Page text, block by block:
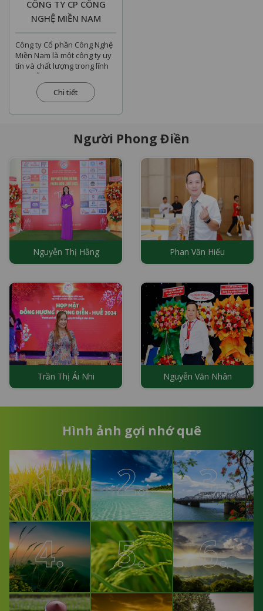
CÔNG TY CP CÔNG
NGHỆ MIỀN NAM
Công ty Cổ phần Công Nghệ
Miền Nam là một công ty uy
tín và chất lượng trong lĩnh
vực viễn thông, công nghệ
thông tin, với...Chi tiết
Người Phong Điền
Nguyễn Thị Hằng Phan Văn Hiếu
Trần Thị Ái Nhi Nguyễn Văn Nhân
Hình ảnh gợi nhớ quê
1. 2.
3.
4.
5.
6.